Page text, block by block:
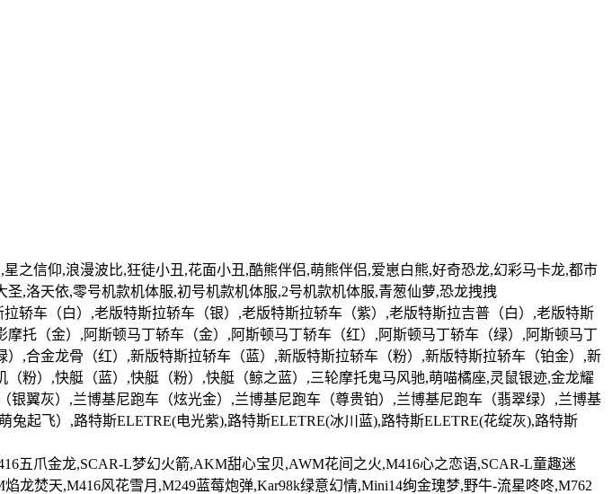
之信仰,浪漫波比,狂徒小丑,花面小丑,酷熊伴侣,萌熊伴侣,爱崽白熊,好奇恐龙,幻彩马卡龙,都市
,洛天依,零号机款机体服,初号机款机体服,2号机款机体服,青葱仙萝,恐龙拽拽
轿车（白）,老版特斯拉轿车（银）,老版特斯拉轿车（紫）,老版特斯拉吉普（白）,老版特斯
托（金）,阿斯顿马丁轿车（金）,阿斯顿马丁轿车（红）,阿斯顿马丁轿车（绿）,阿斯顿马丁
,合金龙骨（红）,新版特斯拉轿车（蓝）,新版特斯拉轿车（粉）,新版特斯拉轿车（铂金）,新
粉）,快艇（蓝）,快艇（粉）,快艇（鲸之蓝）,三轮摩托鬼马风驰,萌喵橘座,灵鼠银迹,金龙耀
翼灰）,兰博基尼跑车（炫光金）,兰博基尼跑车（尊贵铂）,兰博基尼跑车（翡翠绿）,兰博基
起飞）,路特斯ELETRE(电光紫),路特斯ELETRE(冰川蓝),路特斯ELETRE(花绽灰),路特斯
五爪金龙,SCAR-L梦幻火箭,AKM甜心宝贝,AWM花间之火,M416心之恋语,SCAR-L童趣迷
焚天,M416风花雪月,M249蓝莓炮弹,Kar98k绿意幻情,Mini14绚金瑰梦,野牛-流星咚咚,M762